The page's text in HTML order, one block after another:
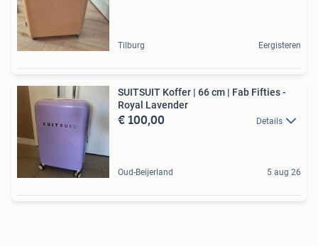
Tilburg Eergisteren
SUITSUIT Koffer | 66 cm | Fab Fifties -
Royal Lavender
€ 100,00 Details
Oud-Beijerland 5 aug 26